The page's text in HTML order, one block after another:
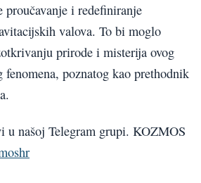
proučavanje i redefiniranje
valova. To bi moglo
prirode i misterija ovog
poznatog kao prethodnik
u našoj Telegram grupi. KOZMOS